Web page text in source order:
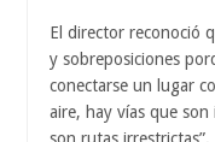
El director reconoció
y sobreposiciones
conectarse un lugar
aire, hay vías que
son rutas irrestrictas”.